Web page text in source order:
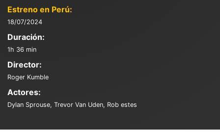
Estreno en Perú:
18/07/2024
Duración:
1h 36 min
Director:
Roger Kumble
Actores:
Dylan Sprouse, Trevor Van Uden, Rob estes